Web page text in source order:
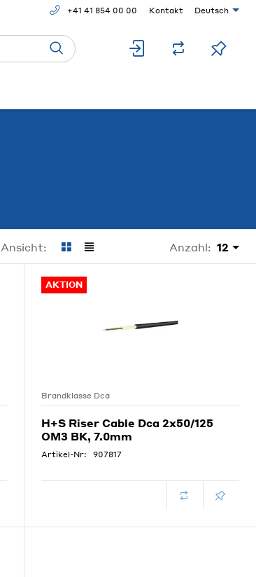
+41 41 854 00 00 Kontakt Deutsch
Ansicht: Anzahl: 12
AKTION
Brandklasse Dca
H+S Riser Cable Dca 2x50/125
OM3 BK, 7.0mm
Artikel-Nr: 907817